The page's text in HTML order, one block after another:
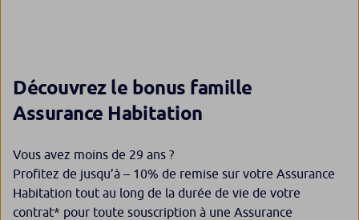
Découvrez le bonus famille
Assurance Habitation
Vous avez moins de 29 ans ?
Profitez de jusqu’à – 10% de remise sur votre Assurance
Habitation tout au long de la durée de vie de votre
contrat* pour toute souscription à une Assurance